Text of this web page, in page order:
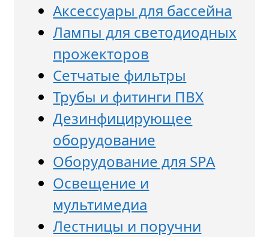
Аксессуары для бассейна
Лампы для светодиодных
прожекторов
Сетчатые фильтры
Трубы и фитинги ПВХ
Дезинфицирующее
оборудование
Оборудование для SPA
Освещение и
мультимедиа
Лестницы и поручни